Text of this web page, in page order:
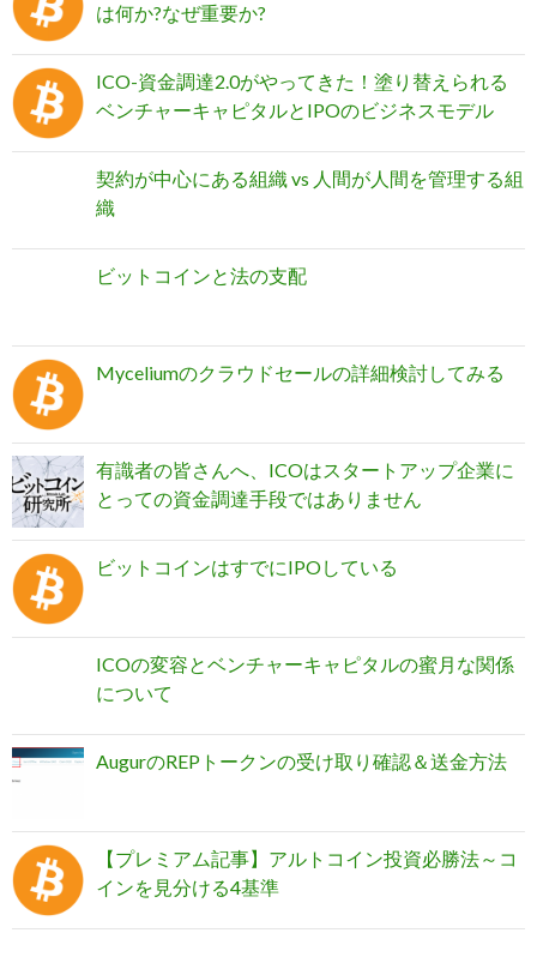
は何か?なぜ重要か?
ICO-資金調達2.0がやってきた！塗り替えられる
ベンチャーキャピタルとIPOのビジネスモデル
契約が中心にある組織 vs 人間が人間を管理する組
織
ビットコインと法の支配
Myceliumのクラウドセールの詳細検討してみる
有識者の皆さんへ、ICOはスタートアップ企業に
とっての資金調達手段ではありません
ビットコインはすでにIPOしている
ICOの変容とベンチャーキャピタルの蜜月な関係
について
AugurのREPトークンの受け取り確認＆送金方法
【プレミアム記事】アルトコイン投資必勝法～コ
インを見分ける4基準